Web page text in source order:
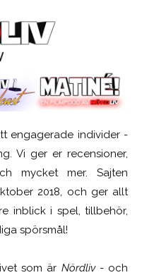
engagerade individer -
Vi ger er recensioner,
mycket mer. Sajten
2018, och ger allt
inblick i spel, tillbehör,
spörsmål!
som är Nördliv- och